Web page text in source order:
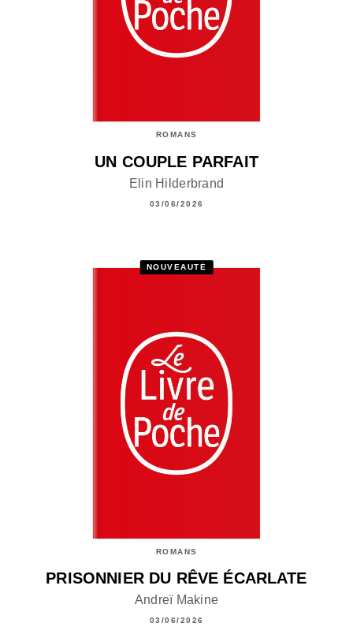
ROMANS
UN COUPLE PARFAIT
Elin Hilderbrand
03/06/2026
NOUVEAUTÉ
ROMANS
PRISONNIER DU RÊVE ÉCARLATE
Andreï Makine
03/06/2026